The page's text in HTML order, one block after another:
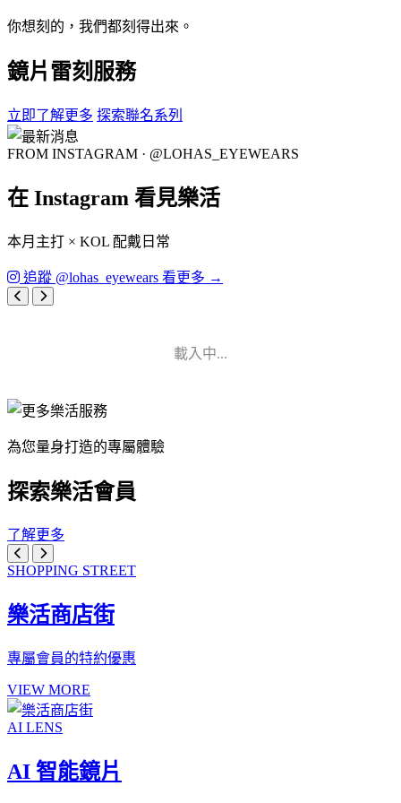
你想刻的，我們都刻得出來。
鏡片雷刻服務
立即了解更多 探索聯名系列
FROM INSTAGRAM · @LOHAS_EYEWEARS
在 Instagram 看見樂活
本月主打 × KOL 配戴日常
追蹤 @lohas_eyewears 看更多 →
載入中...
為您量身打造的專屬體驗
探索樂活會員
了解更多
SHOPPING STREET
樂活商店街
專屬會員的特約優惠
VIEW MORE
AI LENS
AI 智能鏡片